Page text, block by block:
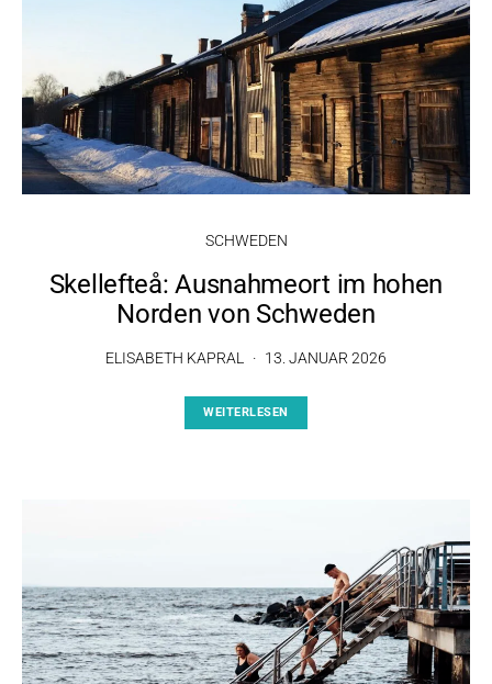
SCHWEDEN
Skellefteå: Ausnahmeort im hohen
Norden von Schweden
ELISABETH KAPRAL 13. JANUAR 2026
WEITERLESEN